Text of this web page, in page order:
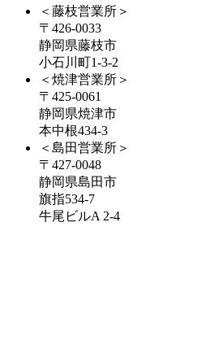
＜藤枝営業所＞
〒426-0033
静岡県藤枝市
小石川町1-3-2
＜焼津営業所＞
〒425-0061
静岡県焼津市
本中根434-3
＜島田営業所＞
〒427-0048
静岡県島田市
旗指534-7
牛尾ビルA 2-4